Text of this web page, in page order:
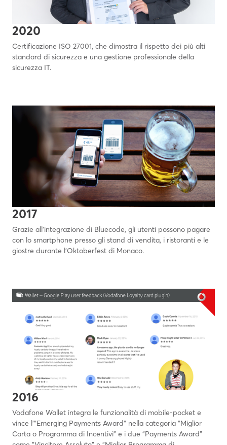
2020
Certificazione ISO 27001, che dimostra il rispetto dei più alti
standard di sicurezza e una gestione professionale della
sicurezza IT.
2017
Grazie all'integrazione di Bluecode, gli utenti possono pagare
con lo smartphone presso gli stand di vendita, i ristoranti e le
giostre durante l'Oktoberfest di Monaco.
2016
Vodafone Wallet integra le funzionalità di mobile-pocket e
vince l'"Emerging Payments Award" nella categoria "Miglior
Carta o Programma di Incentivi" e i due "Payments Award"